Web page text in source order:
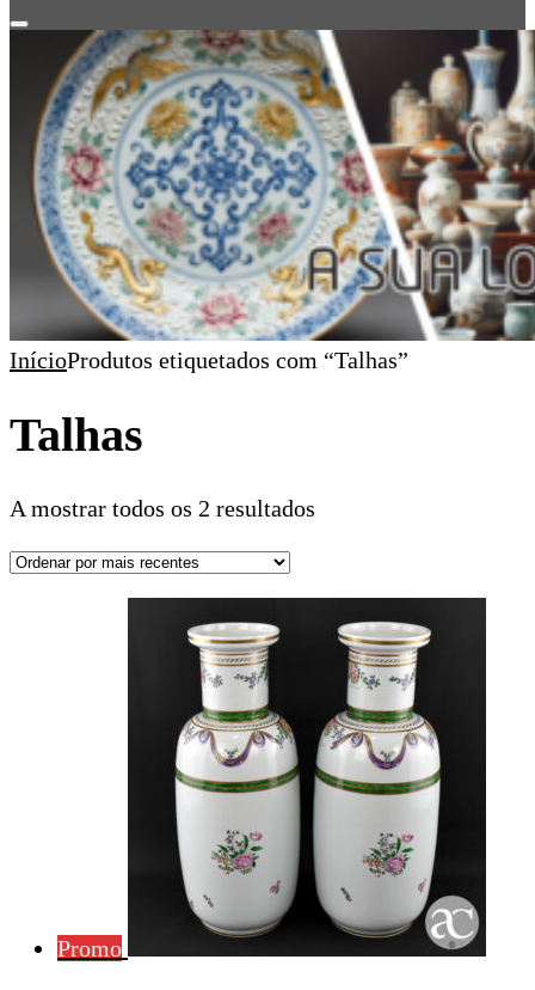
InícioProdutos etiquetados com “Talhas”
Talhas
A mostrar todos os 2 resultados
Promo